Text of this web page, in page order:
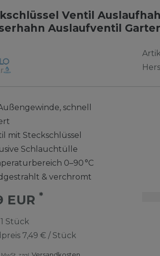
Ventil
Auslaufventil
schnell
mit Steckschlüssel
Schlauchtülle
0–90 °C
& verchromt
EUR*
1 Stück
7,49 € / Stück